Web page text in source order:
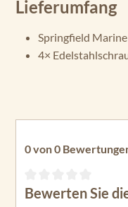
Lieferumfang
Springfield
4×
0 von 0
Durchschnittliche
Bewerten Sie